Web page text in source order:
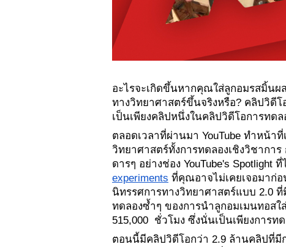
อะไรจะเกิดขึ้นหากคุณใส่ลูกอมรสมิ้น
ทางวิทยาศาสตร์ขึ้นจริงหรือ? คลิปวิดีโ
เป็นเพียงคลิปหนึ่งในคลิปวิดีโอการทด
ตลอดเวลาที่ผ่านมา YouTube ทำหน้า
วิทยาศาสตร์ทั้งการทดลองเชิงวิชากา
ดารๆ อย่างช่อง YouTube's Spotlight
experiments ที่คุณอาจไม่เคยเจอมาก่
นิทรรศการทางวิทยาศาสตร์แบบ 2.0
ทดลองซ้ำๆ ของการนำลูกอมเมนทอสใ
515,000  ชั่วโมง ซึ่งนั่นเป็นเพียงการ
ตอนนี้มีคลิปวิดีโอกว่า 2.9 ล้านคลิปที่มี